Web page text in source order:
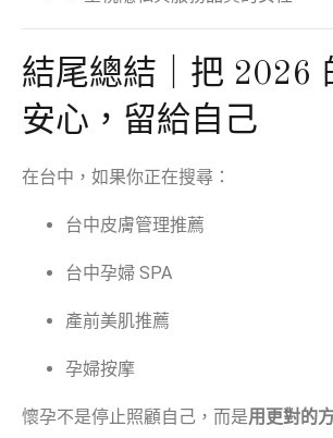
結尾總結｜把 2026
安心，留給自己
在台中，如果你正在搜尋：
台中皮膚管理推薦
台中孕婦 SPA
產前美肌推薦
孕婦按摩
懷孕不是停止照顧自己，而是用更對的